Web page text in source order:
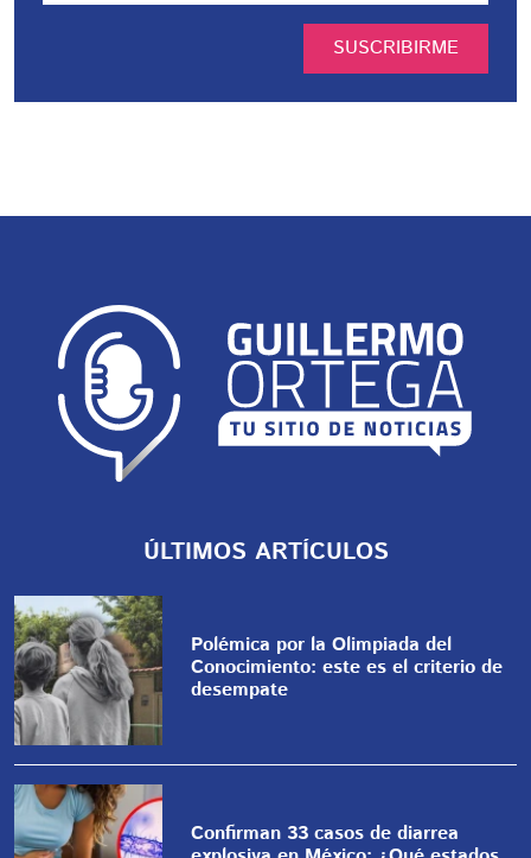
SUSCRIBIRME
ÚLTIMOS ARTÍCULOS
Polémica por la Olimpiada del
Conocimiento: este es el criterio de
desempate
Confirman 33 casos de diarrea